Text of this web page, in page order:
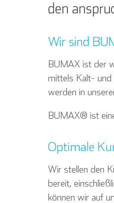
den
Wir sind
BUMAX ist der
mittels Kalt- und
werden in
BUMAX® ist
Optimale
Wir stellen den
bereit,
können wir auf